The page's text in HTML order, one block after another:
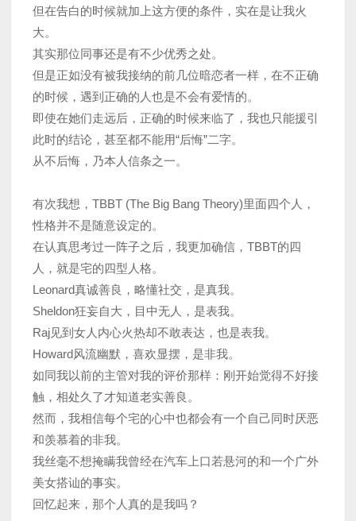
但在告白的时候就加上这方便的条件，实在是让我火
大。
其实那位同事还是有不少优秀之处。
但是正如没有被我接纳的前几位暗恋者一样，在不正确
的时候，遇到正确的人也是不会有爱情的。
即使在她们走远后，正确的时候来临了，我也只能援引
此时的结论，甚至都不能用“后悔”二字。
从不后悔，乃本人信条之一。
有次我想，TBBT (The Big Bang Theory)里面四个人，
性格并不是随意设定的。
在认真思考过一阵子之后，我更加确信，TBBT的四
人，就是宅的四型人格。
Leonard真诚善良，略懂社交，是真我。
Sheldon狂妄自大，目中无人，是表我。
Raj见到女人内心火热却不敢表达，也是表我。
Howard风流幽默，喜欢显摆，是非我。
如同我以前的主管对我的评价那样：刚开始觉得不好接
触，相处久了才知道老实善良。
然而，我相信每个宅的心中也都会有一个自己同时厌恶
和羡慕着的非我。
我丝毫不想掩瞒我曾经在汽车上口若悬河的和一个广外
美女搭讪的事实。
回忆起来，那个人真的是我吗？